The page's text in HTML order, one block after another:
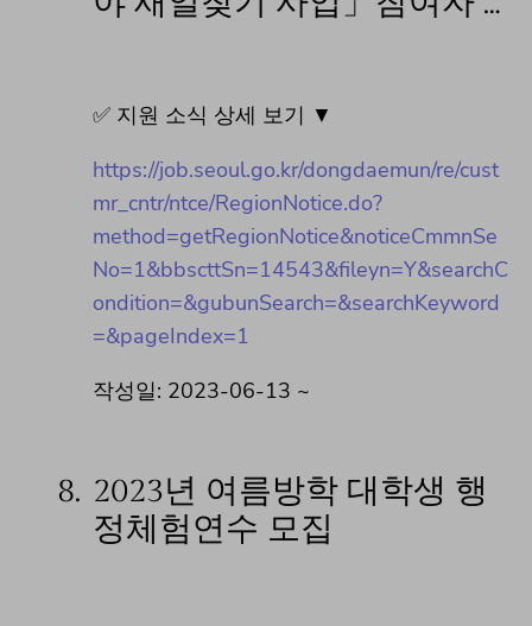
✅ 지원 소식 상세 보기 ▼
https://job.seoul.go.kr/dongdaemun/re/cust
mr_cntr/ntce/RegionNotice.do?
method=getRegionNotice&noticeCmmnSe
No=1&bbscttSn=14543&fileyn=Y&searchC
ondition=&gubunSearch=&searchKeyword
=&pageIndex=1
작성일: 2023-06-13 ~
8. 2023년 여름방학 대학생 행
정체험연수 모집